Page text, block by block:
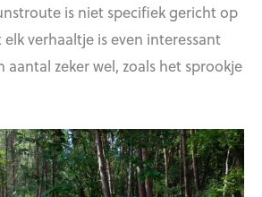
is niet specifiek gericht op
verhaaltje is even interessant
aantal zeker wel, zoals het sprookje